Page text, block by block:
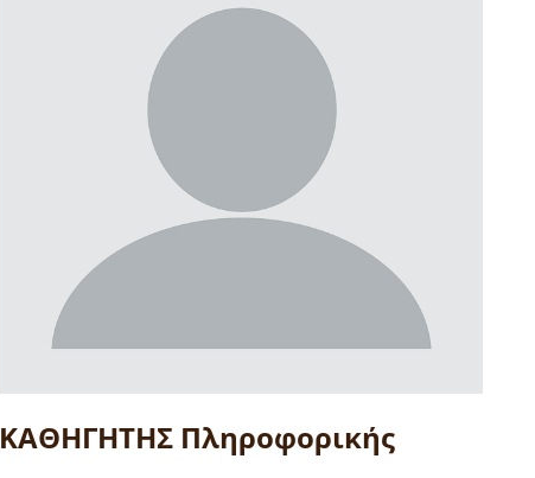
ΚΑΘΗΓΗΤΗΣ Πληροφορικής